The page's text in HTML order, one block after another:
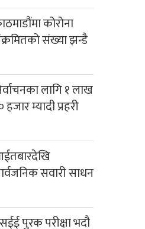
कोरोना
संख्या झन्डै
लागि १ लाख
हजार म्यादी प्रहरी
सवारी साधन
पुरक परीक्षा भदौ